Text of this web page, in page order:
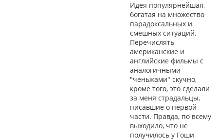
Идея популярнейшая,
богатая на множество
парадоксальных и
смешных ситуаций.
Перечислять
американские и
английские фильмы с
аналогичными
"ченьжами" скучно,
кроме того, это сделали
за меня страдальцы,
писавшие о первой
части. Правда, по всему
выходило, что не
получилось у Гоши